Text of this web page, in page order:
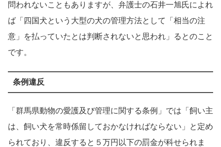
問われないこともありますが、弁護士の石井一旭氏によれ
ば「四国犬という大型の犬の管理方法として「相当の注
意」を払っていたとは判断されないと思われ」るとのこと
です。
条例違反
「群馬県動物の愛護及び管理に関する条例」では「飼い主
は、飼い犬を常時係留しておかなければならない」と定め
られており、違反すると５万円以下の罰金が科せられま